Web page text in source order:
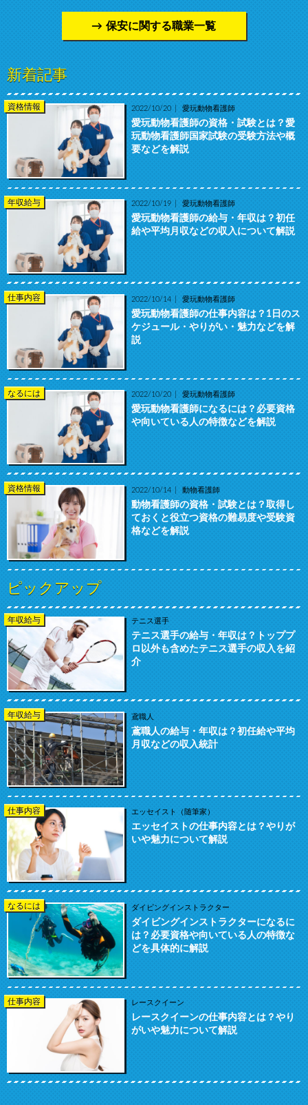
保安に関する職業一覧
新着記事
資格情報 2022/10/20 愛玩動物看護師
愛玩動物看護師の資格・試験とは？愛
玩動物看護師国家試験の受験方法や概
要などを解説
年収給与 2022/10/19 愛玩動物看護師
愛玩動物看護師の給与・年収は？初任
給や平均月収などの収入について解説
仕事内容 2022/10/14 愛玩動物看護師
愛玩動物看護師の仕事内容は？1日のス
ケジュール・やりがい・魅力などを解
説
なるには 2022/10/20 愛玩動物看護師
愛玩動物看護師になるには？必要資格
や向いている人の特徴などを解説
資格情報 2022/10/14 動物看護師
動物看護師の資格・試験とは？取得し
ておくと役立つ資格の難易度や受験資
格などを解説
ピックアップ
年収給与 テニス選手
テニス選手の給与・年収は？トッププ
ロ以外も含めたテニス選手の収入を紹
介
年収給与 鳶職人
鳶職人の給与・年収は？初任給や平均
月収などの収入統計
仕事内容 エッセイスト（随筆家）
エッセイストの仕事内容とは？やりが
いや魅力について解説
なるには ダイビングインストラクター
ダイビングインストラクターになるに
は？必要資格や向いている人の特徴な
どを具体的に解説
仕事内容 レースクイーン
レースクイーンの仕事内容とは？やり
がいや魅力について解説